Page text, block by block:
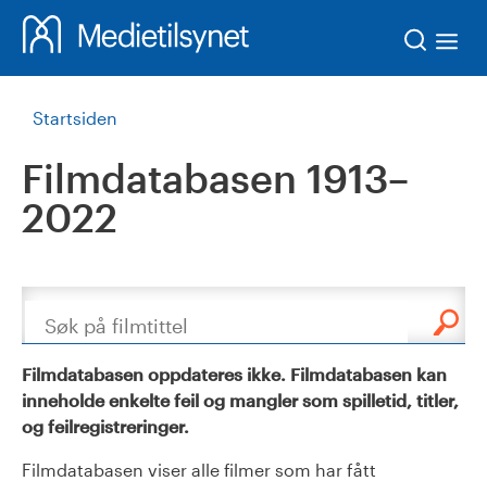
Startsiden
Filmdatabasen 1913–
2022
Søk
Filmdatabasen oppdateres ikke. Filmdatabasen kan
inneholde enkelte feil og mangler som spilletid, titler,
og feilregistreringer.
Filmdatabasen viser alle filmer som har fått